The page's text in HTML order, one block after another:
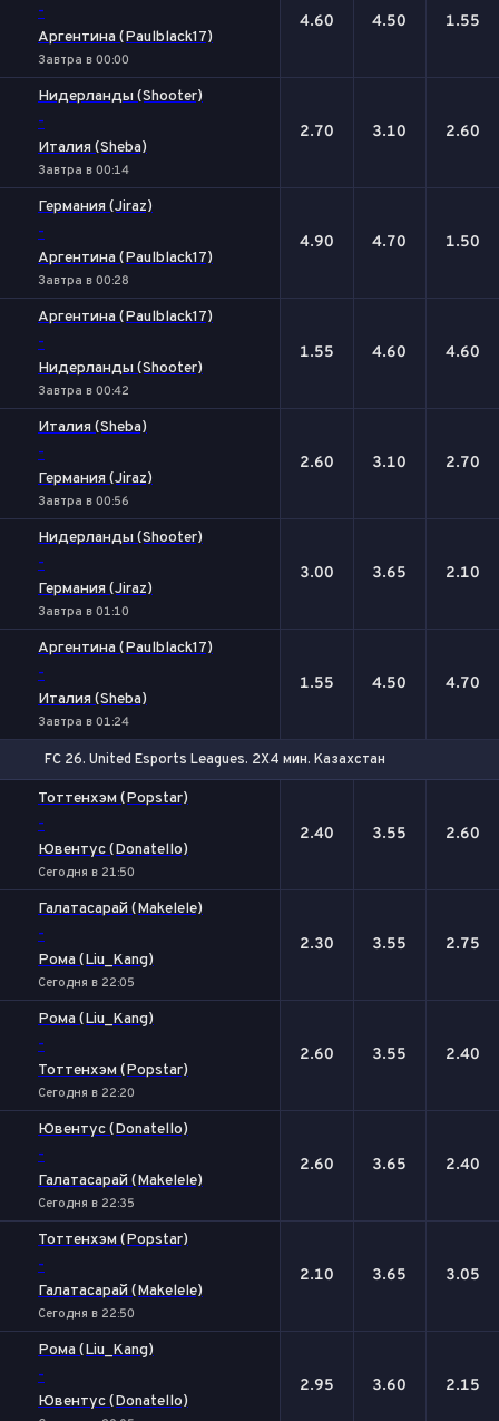
-
Аргентина (Paulblack17)
Завтра в 00:00
4.60 4.50 1.55
Нидерланды (Shooter)
-
Италия (Sheba)
Завтра в 00:14
2.70 3.10 2.60
Германия (Jiraz)
-
Аргентина (Paulblack17)
Завтра в 00:28
4.90 4.70 1.50
Аргентина (Paulblack17)
-
Нидерланды (Shooter)
Завтра в 00:42
1.55 4.60 4.60
Италия (Sheba)
-
Германия (Jiraz)
Завтра в 00:56
2.60 3.10 2.70
Нидерланды (Shooter)
-
Германия (Jiraz)
Завтра в 01:10
3.00 3.65 2.10
Аргентина (Paulblack17)
-
Италия (Sheba)
Завтра в 01:24
1.55 4.50 4.70
FC 26. United Esports Leagues. 2X4 мин. Казахстан
Тоттенхэм (Popstar)
-
Ювентус (Donatello)
Сегодня в 21:50
2.40 3.55 2.60
Галатасарай (Makelele)
-
Рома (Liu_Kang)
Сегодня в 22:05
2.30 3.55 2.75
Рома (Liu_Kang)
-
Тоттенхэм (Popstar)
Сегодня в 22:20
2.60 3.55 2.40
Ювентус (Donatello)
-
Галатасарай (Makelele)
Сегодня в 22:35
2.60 3.65 2.40
Тоттенхэм (Popstar)
-
Галатасарай (Makelele)
Сегодня в 22:50
2.10 3.65 3.05
Рома (Liu_Kang)
-
Ювентус (Donatello)
2.95 3.60 2.15